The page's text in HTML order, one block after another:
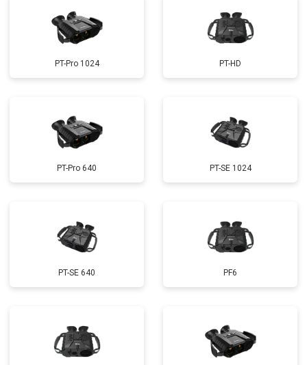
PT-Pro 1024 PT-HD
PT-Pro 640 PT-SE 1024
PT-SE 640 PF6